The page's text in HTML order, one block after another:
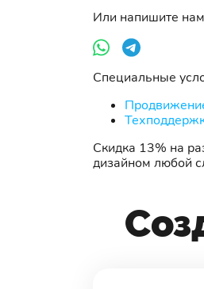
Или напишите
Специальные
Скидка 13% на
дизайном любой